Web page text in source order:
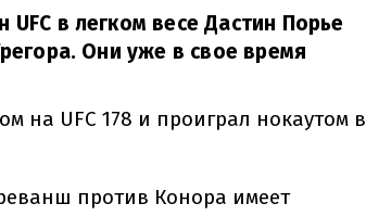
в легком весе Дастин Порье
Они уже в свое время
на UFC 178 и проиграл нокаутом в
против Конора имеет